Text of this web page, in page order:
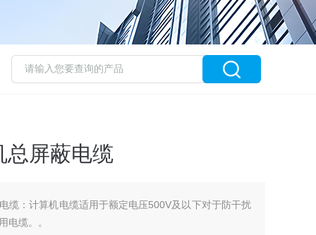
总屏蔽电缆
缆：计算机电缆适用于额定电压500V及以下对于防干扰
电缆。。